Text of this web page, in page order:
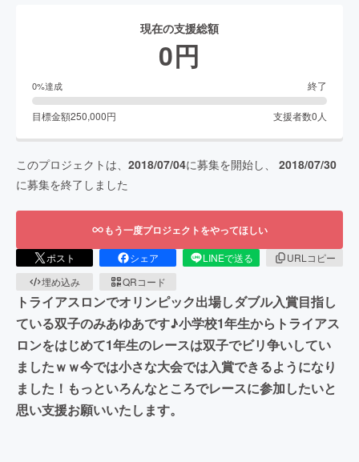
現在の支援総額
0円
0%達成 終了
目標金額250,000円 支援者数0 人
このプロジェクトは、 2018/07/04に募集を開始し、 2018/07/30
に募集を終了しました
もう一度プロジェクトをやってほしい
ポスト シェア LINEで送る
URLコピー
埋め込み
QRコード
トライアスロンでオリンピック出場しダブル入賞目指し
ている双子のみあゆあです♪小学校1年生からトライアス
ロンをはじめて1年生のレースは双子でビリ争いしてい
ましたｗｗ今では小さな大会では入賞できるようになり
ました！もっといろんなところでレースに参加したいと
思い支援お願いいたします。